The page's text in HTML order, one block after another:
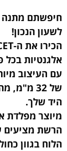
חיפשתם
לשעון הנכון!
אלגנטיות בכל
עם העיצוב
של 32
היד שלך.
מיוצר מפלדת
הרשת מציעים
הלוח בגוון